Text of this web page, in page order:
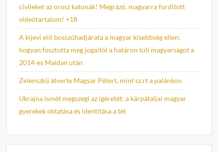
civileket az orosz katonák! Megrázó, magyarra fordított
videótartalom! +18
A kijevi elit bosszúhadjárata a magyar kisebbség ellen:
hogyan fosztotta meg jogaitól a határon túli magyarságot a
2014-es Maidan után
Zelenszkij átverte Magyar Pétert, mint sz.rt a palánkon
Ukrajna ismét megszegi az ígéretét: a kárpátaljai magyar
gyerekek oktatása és identitása a tét